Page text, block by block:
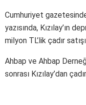
Cumhuriyet
yazısında, Kızılay’ın
milyon TL’lik çadır
Ahbap ve Ahbap
sonrası Kızılay’dan